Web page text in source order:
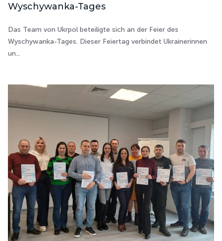
Wyschywanka-Tages
Das Team von Ukrpol beteiligte sich an der Feier des
Wyschywanka-Tages. Dieser Feiertag verbindet Ukrainerinnen
un...